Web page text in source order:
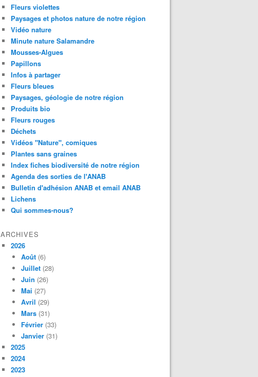
Fleurs violettes
Paysages et photos nature de notre région
Vidéo nature
Minute nature Salamandre
Mousses-Algues
Papillons
Infos à partager
Fleurs bleues
Paysages, géologie de notre région
Produits bio
Fleurs rouges
Déchets
Vidéos "Nature", comiques
Plantes sans graines
Index fiches biodiversité de notre région
Agenda des sorties de l'ANAB
Bulletin d'adhésion ANAB et email ANAB
Lichens
Qui sommes-nous?
ARCHIVES
2026
Août (6)
Juillet (28)
Juin (26)
Mai (27)
Avril (29)
Mars (31)
Février (33)
Janvier (31)
2025
2024
2023